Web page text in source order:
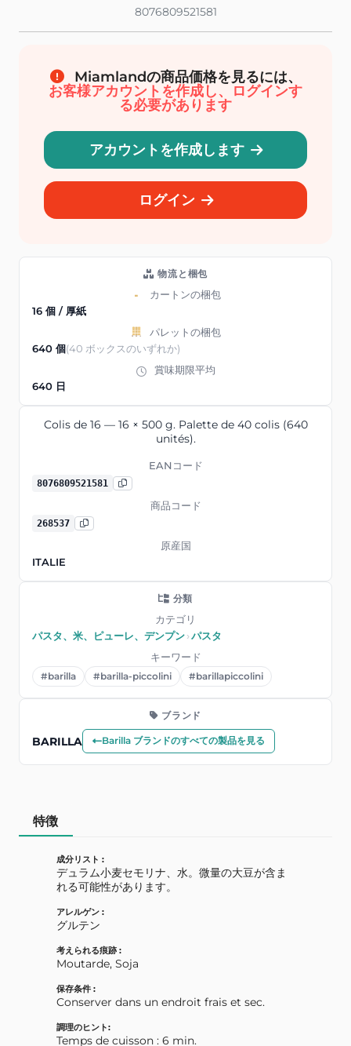
8076809521581
Miamlandの商品価格を見るには、
お客様アカウントを作成し、ログインす
る必要があります
アカウントを作成します
ログイン
物流と梱包
カートンの梱包
16 個 / 厚紙
パレットの梱包
640 個(40 ボックスのいずれか)
賞味期限平均
640 日
Colis de 16 — 16 × 500 g. Palette de 40 colis (640
unités).
EANコード
8076809521581
商品コード
268537
原産国
ITALIE
分類
カテゴリ
パスタ、米、ピューレ、デンプン›パスタ
キーワード
#barilla #barilla-piccolini #barillapiccolini
ブランド
BARILLA Barilla ブランドのすべての製品を見る
特徴
成分リスト :
デュラム小麦セモリナ、水。微量の大豆が含ま
れる可能性があります。
アレルゲン :
グルテン
考えられる痕跡 :
Moutarde, Soja
保存条件 :
Conserver dans un endroit frais et sec.
調理のヒント:
Temps de cuisson : 6 min.